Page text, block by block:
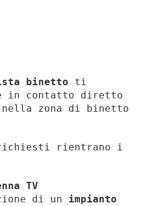
binetto ti
in contatto diretto
zona di binetto
rientrano i
TV
di un impianto